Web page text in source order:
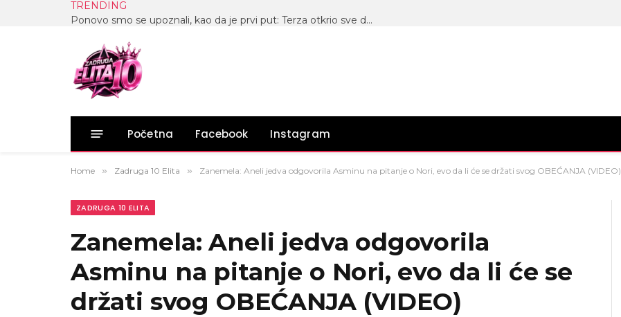
TRENDING
Ponovo smo se upoznali, kao da je prvi put: Terza otkrio sve detalje susreta sa Milicom Veličković, evo šta će biti od njegovog viđanja sa Barbarom
Početna Facebook Instagram
Home » Zadruga 10 Elita » Zanemela: Aneli jedva odgovorila Asminu na pitanje o Nori, evo da li će se držati svog OBEĆANJA (VIDEO)
ZADRUGA 10 ELITA
Zanemela: Aneli jedva odgovorila
Asminu na pitanje o Nori, evo da li će se
držati svog OBEĆANJA (VIDEO)